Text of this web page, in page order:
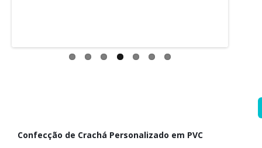
Confecção de Crachá Personalizado em PVC